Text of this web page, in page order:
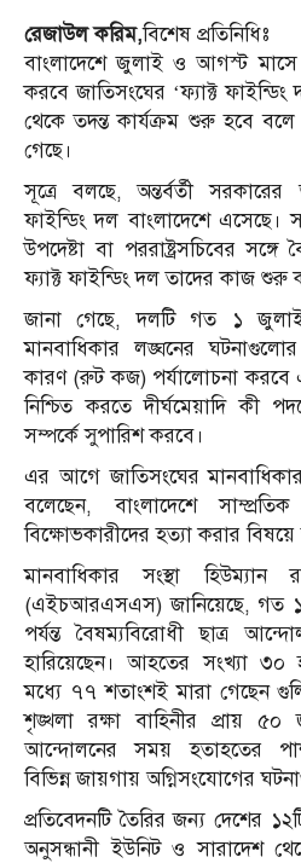
রেজাউল করিম,বিশেষ প্রতিনিধিঃ
বাংলাদেশে জুলাই ও আগস্ট মাসে
করবে জাতিসংঘের ‘ফ্যাক্ট
থেকে তদন্ত কার্যক্রম শুরু হবে বলে
গেছে।
সূত্রে বলছে, অন্তর্বর্তী সরকারের
ফাইন্ডিং দল বাংলাদেশে এসেছে।
উপদেষ্টা বা পররাষ্ট্রসচিবের
ফ্যাক্ট ফাইন্ডিং দল তাদের কাজ শুরু
জানা গেছে, দলটি গত ১
মানবাধিকার লঙ্ঘনের
কারণ (রুট কজ) পর্যালোচনা করবে
নিশ্চিত করতে দীর্ঘমেয়াদি কী
সম্পর্কে সুপারিশ করবে।
এর আগে জাতিসংঘের
বলেছেন, বাংলাদেশে
বিক্ষোভকারীদের হত্যা করার
মানবাধিকার সংস্থা হিউম্যান
(এইচআরএসএস) জানিয়েছে, গত
পর্যন্ত বৈষম্যবিরোধী ছাত্র
হারিয়েছেন। আহতের সংখ্যা ৩০
মধ্যে ৭৭ শতাংশই মারা গেছেন
শৃঙ্খলা রক্ষা বাহিনীর প্রায়
আন্দোলনের সময় হতাহতের
বিভিন্ন জায়গায় অগ্নিসংযোগের
প্রতিবেদনটি তৈরির জন্য দেশের
অনুসন্ধানী ইউনিট ও সারাদেশ